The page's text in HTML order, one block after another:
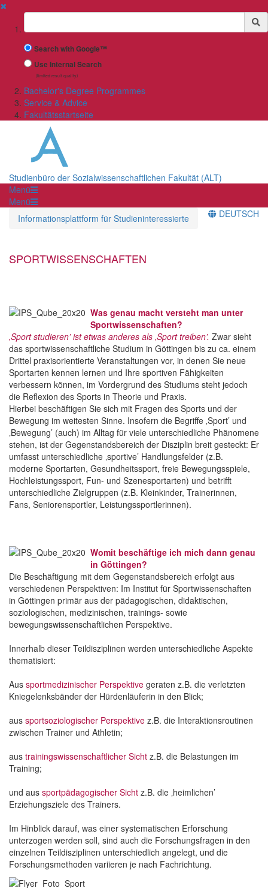
✖
Suchbegriff
Search with Google™
Use Internal Search
(limited result quality)
Bachelor's Degree Programmes
Service & Advice
Fakultätsstartseite
Studienbüro der Sozialwissenschaftlichen Fakultät (ALT)
Menü
Menü
Informationsplattform für Studieninteressierte
DEUTSCH
SPORTWISSENSCHAFTEN
Was genau macht versteht man unter
Sportwissenschaften?
‚Sport studieren’ ist etwas anderes als ‚Sport treiben’. Zwar sieht
das sportwissenschaftliche Studium in Göttingen bis zu ca. einem
Drittel praxisorientierte Veranstaltungen vor, in denen Sie neue
Sportarten kennen lernen und Ihre sportiven Fähigkeiten
verbessern können, im Vordergrund des Studiums steht jedoch
die Reflexion des Sports in Theorie und Praxis.
Hierbei beschäftigen Sie sich mit Fragen des Sports und der
Bewegung im weitesten Sinne. Insofern die Begriffe ‚Sport’ und
‚Bewegung’ (auch) im Alltag für viele unterschiedliche Phänomene
stehen, ist der Gegenstandsbereich der Disziplin breit gesteckt: Er
umfasst unterschiedliche ‚sportive’ Handlungsfelder (z.B.
moderne Sportarten, Gesundheitssport, freie Bewegungsspiele,
Hochleistungssport, Fun- und Szenesportarten) und betrifft
unterschiedliche Zielgruppen (z.B. Kleinkinder, Trainerinnen,
Fans, Seniorensportler, Leistungssportlerinnen).
Womit beschäftige ich mich dann genau
in Göttingen?
Die Beschäftigung mit dem Gegenstandsbereich erfolgt aus
verschiedenen Perspektiven: Im Institut für Sportwissenschaften
in Göttingen primär aus der pädagogischen, didaktischen,
soziologischen, medizinischen, trainings- sowie
bewegungswissenschaftlichen Perspektive.
Innerhalb dieser Teildisziplinen werden unterschiedliche Aspekte
thematisiert:
Aus sportmedizinischer Perspektive geraten z.B. die verletzten
Kniegelenksbänder der Hürdenläuferin in den Blick;
aus sportsoziologischer Perspektive z.B. die Interaktionsroutinen
zwischen Trainer und Athletin;
aus trainingswissenschaftlicher Sicht z.B. die Belastungen im
Training;
und aus sportpädagogischer Sicht z.B. die ‚heimlichen’
Erziehungsziele des Trainers.
Im Hinblick darauf, was einer systematischen Erforschung
unterzogen werden soll, sind auch die Forschungsfragen in den
einzelnen Teildisziplinen unterschiedlich angelegt, und die
Forschungsmethoden variieren je nach Fachrichtung.